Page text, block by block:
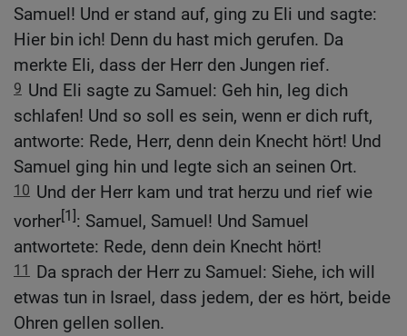
Samuel! Und er stand auf, ging zu Eli und sagte:
Hier bin ich! Denn du hast mich gerufen. Da
merkte Eli, dass der Herr den Jungen rief.
9 Und Eli sagte zu Samuel: Geh hin, leg dich
schlafen! Und so soll es sein, wenn er dich ruft,
antworte: Rede, Herr, denn dein Knecht hört! Und
Samuel ging hin und legte sich an seinen Ort.
10 Und der Herr kam und trat herzu und rief wie
vorher[1]: Samuel, Samuel! Und Samuel
antwortete: Rede, denn dein Knecht hört!
11 Da sprach der Herr zu Samuel: Siehe, ich will
etwas tun in Israel, dass jedem, der es hört, beide
Ohren gellen sollen.